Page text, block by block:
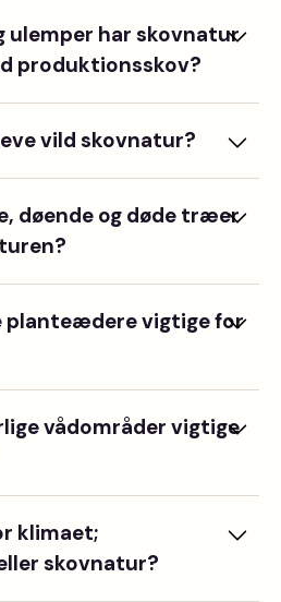
ulemper har skovnatur
produktionsskov?
vild skovnatur?
døende og døde træer
planteædere vigtige for
vådområder vigtige
klimaet;
skovnatur?